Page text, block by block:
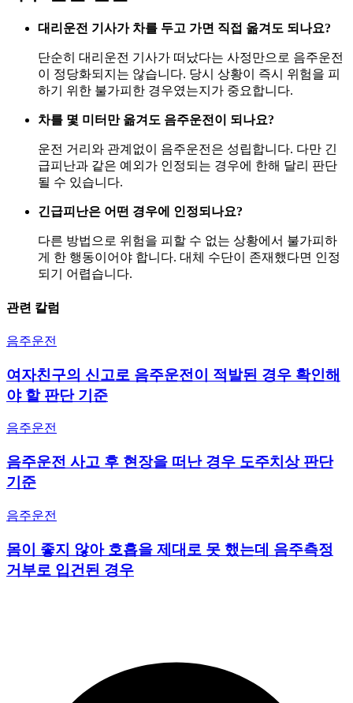
대리운전 기사가 차를 두고 가면 직접 옮겨도 되나요?
단순히 대리운전 기사가 떠났다는 사정만으로 음주운전
이 정당화되지는 않습니다. 당시 상황이 즉시 위험을 피
하기 위한 불가피한 경우였는지가 중요합니다.
차를 몇 미터만 옮겨도 음주운전이 되나요?
운전 거리와 관계없이 음주운전은 성립합니다. 다만 긴
급피난과 같은 예외가 인정되는 경우에 한해 달리 판단
될 수 있습니다.
긴급피난은 어떤 경우에 인정되나요?
다른 방법으로 위험을 피할 수 없는 상황에서 불가피하
게 한 행동이어야 합니다. 대체 수단이 존재했다면 인정
되기 어렵습니다.
관련 칼럼
음주운전
여자친구의 신고로 음주운전이 적발된 경우 확인해
야 할 판단 기준
음주운전
음주운전 사고 후 현장을 떠난 경우 도주치상 판단
기준
음주운전
몸이 좋지 않아 호흡을 제대로 못 했는데 음주측정
거부로 입건된 경우